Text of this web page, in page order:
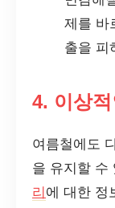
제를 바
출을 피
4. 이상
여름철에도
을 유지할 수
리 에 대한 정